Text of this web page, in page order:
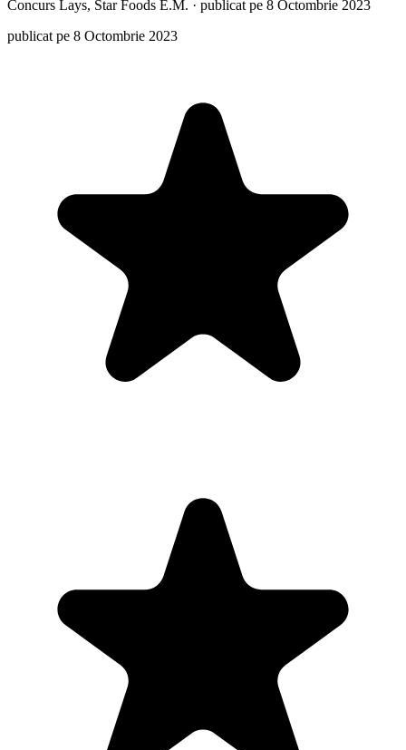
Concurs Lays, Star Foods E.M. · publicat pe 8 Octombrie 2023
publicat pe 8 Octombrie 2023